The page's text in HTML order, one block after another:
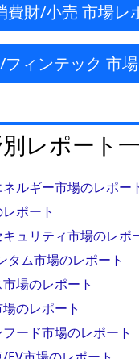
費財/小売 市場レ
ィンテック 市
レポート
ルギー市場のレポー
ポート
ュリティ市場のレポ
タム市場のレポート
市場のレポート
のレポート
ード市場のレポート